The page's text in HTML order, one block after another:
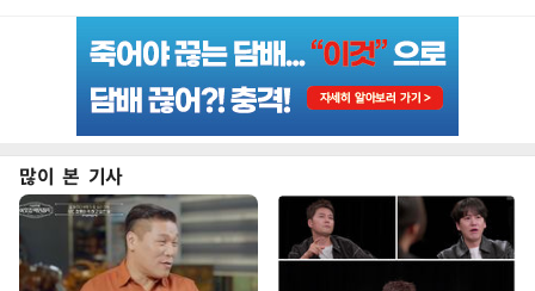
많이 본 기사